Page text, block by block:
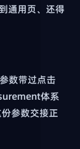
通用页、还得
数带过点击
体系
参数交接正